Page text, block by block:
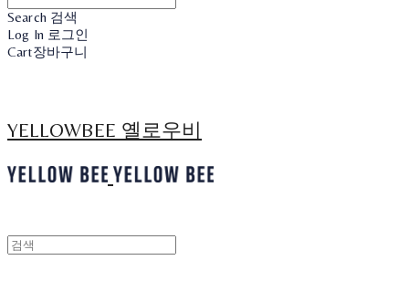
Search 검색
Log In 로그인
Cart장바구니
YELLOWBEE 옐로우비